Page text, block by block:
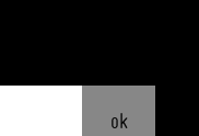
ok